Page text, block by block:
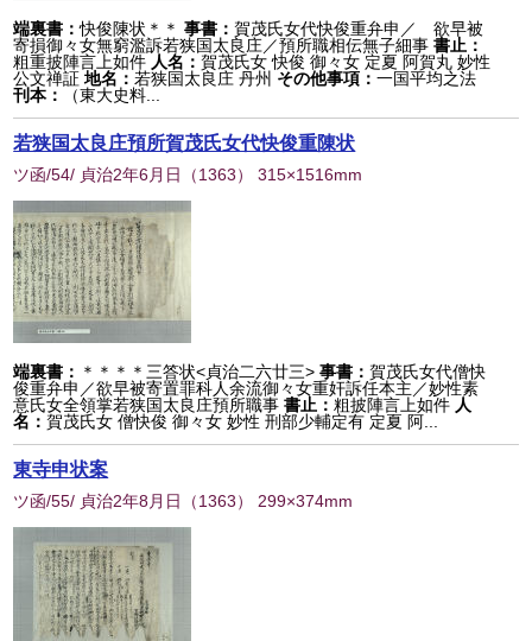
端裏書：快俊陳状＊＊ 事書：賀茂氏女代快俊重弁申／ 欲早被
寄損御々女無窮濫訴若狭国太良庄／預所職相伝無子細事 書止：
粗重披陣言上如件 人名：賀茂氏女 快俊 御々女 定夏 阿賀丸 妙性
公文禅証 地名：若狭国太良庄 丹州 その他事項：一国平均之法
刊本：
（東大史料...
若狭国太良庄預所賀茂氏女代快俊重陳状
ツ函/54/ 貞治2年6月日 （1363） 315×1516mm
端裏書： ＊＊＊＊三答状<貞治二六廿三> 事書：賀茂氏女代僧快
俊重弁申／欲早被寄置罪科人余流御々女重奸訴任本主／妙性素
意氏女全領掌若狭国太良庄預所職事 書止：粗披陣言上如件 人
名：賀茂氏女 僧快俊 御々女 妙性 刑部少輔定有 定夏 阿...
東寺申状案
ツ函/55/ 貞治2年8月日 （1363） 299×374mm